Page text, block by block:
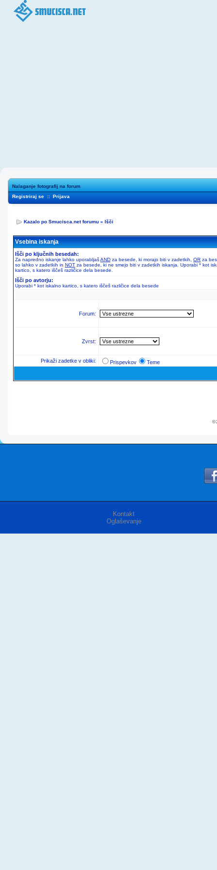
Nalaganje fotografij na forum
Registriraj se :: Prijava
Kazalo po Smucisca.net forumu » Išči
Vsebina iskanja
Išči po ključnih besedah:
Za napredno iskanje lahko uporabljašAND za besede, ki morajo biti v zadetkih, OR za
so lahko v zadetkih in NOT za besede, ki ne smejo biti v zadetkih iskanja. Uporabi * kot
kartico, s katero iščeš različice dela besede.
Išči po avtorju:
Uporabi * kot iskalno kartico, s katero iščeš različice dela besede
Forum:
Zvrst:
Prikaži zadetke v obliki: Prispevkov Teme
©
Kontakt
Oglaševanje